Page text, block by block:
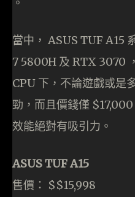
。
當中， ASUS TUF A15
7 5800H 及 RTX 3070
CPU 下，不論遊戲或是
勁，而且價錢僅
效能絕對有吸引力。
ASUS TUF A15
售價： $$15,998